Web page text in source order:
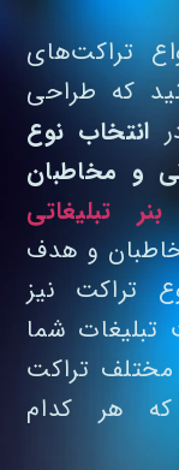
تراکت‌های
که طراحی
انتخاب نوع
و مخاطبان
تبلیغاتی
و هدف
تراکت نیز
تبلیغات شما
مختلف تراکت
که هر کدام